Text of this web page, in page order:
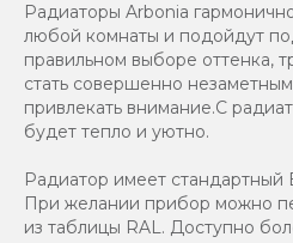
Радиаторы Arbonia
любой комнаты и подойдут
правильном выборе оттенка,
стать совершенно
привлекать внимание.С
будет тепло и уютно.
Радиатор имеет стандартный
При желании прибор можно
из таблицы RAL. Доступно